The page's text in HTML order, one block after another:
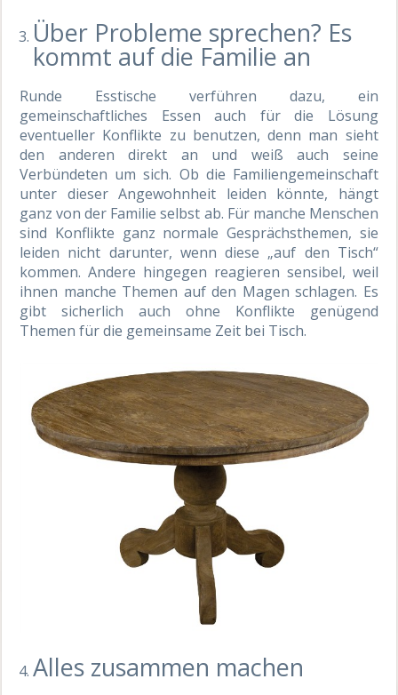
Über Probleme sprechen? Es
kommt auf die Familie an
Runde Esstische verführen dazu, ein
gemeinschaftliches Essen auch für die Lösung
eventueller Konflikte zu benutzen, denn man sieht
den anderen direkt an und weiß auch seine
Verbündeten um sich. Ob die Familiengemeinschaft
unter dieser Angewohnheit leiden könnte, hängt
ganz von der Familie selbst ab. Für manche Menschen
sind Konflikte ganz normale Gesprächsthemen, sie
leiden nicht darunter, wenn diese „auf den Tisch“
kommen. Andere hingegen reagieren sensibel, weil
ihnen manche Themen auf den Magen schlagen. Es
gibt sicherlich auch ohne Konflikte genügend
Themen für die gemeinsame Zeit bei Tisch.
Alles zusammen machen